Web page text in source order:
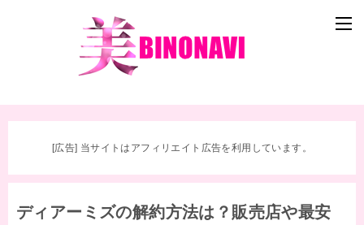
[広告] 当サイトはアフィリエイト広告を利用しています。
ディアーミズの解約方法は？販売店や最安